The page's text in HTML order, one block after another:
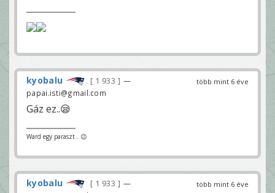
több mint 6 éve
kyobalu 1 933
—
papai.isti@gmail.com
Gáz ez..😪
Ward egy paraszt.. 😉
több mint 6 éve
kyobalu 1 933
—